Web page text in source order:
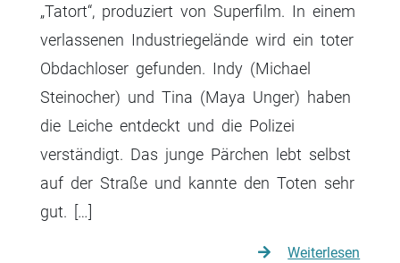
„Tatort“, produziert von Superfilm. In einem
verlassenen Industriegelände wird ein toter
Obdachloser gefunden. Indy (Michael
Steinocher) und Tina (Maya Unger) haben
die Leiche entdeckt und die Polizei
verständigt. Das junge Pärchen lebt selbst
auf der Straße und kannte den Toten sehr
gut. […]
Weiterlesen